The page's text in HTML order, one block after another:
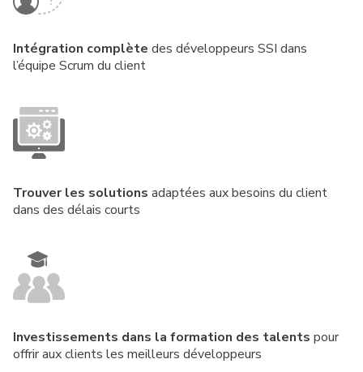
Intégration complète des développeurs SSI dans
l’équipe Scrum du client
Trouver les solutions adaptées aux besoins du client
dans des délais courts
Investissements dans la formation des talents pour
offrir aux clients les meilleurs développeurs